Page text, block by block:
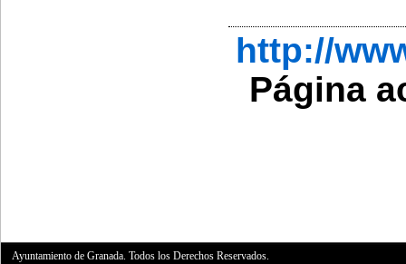
http://
Página
Ayuntamiento de Granada. Todos los Derechos Reservados.